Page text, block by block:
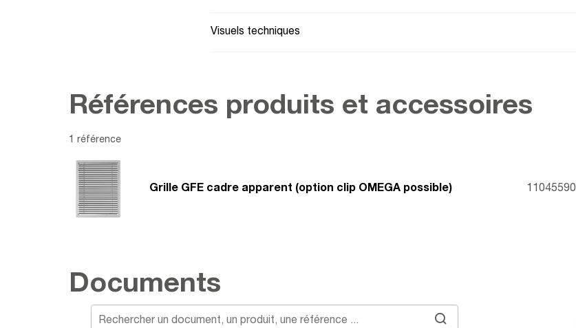
Visuels techniques
Références produits et accessoires
1 référence
Grille GFE cadre apparent (option clip OMEGA possible) 11045590
Documents